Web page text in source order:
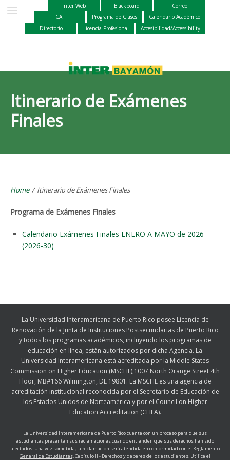
Inter Web Blackboard
Correo
CAI
Programa de Clases
Calendario Académico
Directorio
Licencia Profesional Accesibilidad/Accessibility
Itinerario de Exámenes
Finales
Home / Itinerario de Exámenes Finales
Programa de Exámenes Finales
Calendario Exámenes Finales ENERO A MAYO de 2026
(2026-30)
La Universidad Interamericana de Puerto Rico posee Licencia de
Renovación de la Junta de Instituciones Postsecundarias de Puerto Rico
y todos los programas académicos, incluyendo los programas de
educación en línea, están autorizados por dicha Agencia. La
Universidad Interamericana está acreditada por la Middle States
Commission on Higher Education (MSCHE),1007 North Orange Street 4th
Floor, MB#166 Wilmington, DE 19801. La MSCHE es una agencia de
acreditación institucional reconocida por el Secretario de Educación de
los Estados Unidos de Norteamérica y por el Council on Higher
Education Accreditation (CHEA).
La Universidad Interamericana de Puerto Rico cuenta con un proceso para que sus
estudiantes presenten sus reclamaciones cuando entienden que sus derechos han sido
afectados. Una vez sometida, la reclamación será atendida en conformidad con el Reglamento
General de Estudiantes,Capítulo II - Derechos y deberes de los estudiantes. Utilice el